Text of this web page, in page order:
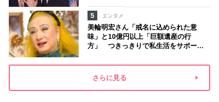
える心遣いに「うれしくて号泣しまし
た」
5 エンタメ
美輪明宏さん「戒名に込められた意
味」と10億円以上「巨額遺産の行
方」 つきっきりで私生活をサポート
さらに見る